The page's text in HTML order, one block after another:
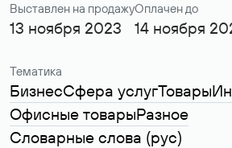
Выставлен на продажу
13 ноября 2023
Оплачен до
14 ноября
Тематика
БизнесСфера услугТовары
Офисные товарыРазное
Словарные слова (рус)